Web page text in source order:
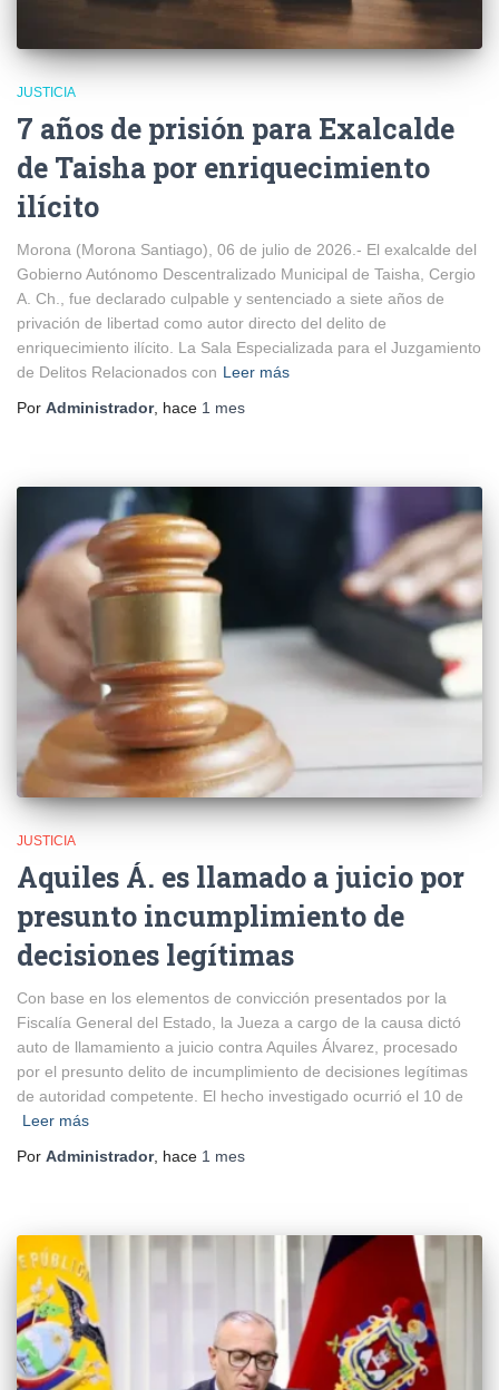
JUSTICIA
7 años de prisión para Exalcalde
de Taisha por enriquecimiento
ilícito
Morona (Morona Santiago), 06 de julio de 2026.- El exalcalde del
Gobierno Autónomo Descentralizado Municipal de Taisha, Cergio
A. Ch., fue declarado culpable y sentenciado a siete años de
privación de libertad como autor directo del delito de
enriquecimiento ilícito. La Sala Especializada para el Juzgamiento
de Delitos Relacionados con Leer más
Por Administrador, hace 1 mes
JUSTICIA
Aquiles Á. es llamado a juicio por
presunto incumplimiento de
decisiones legítimas
Con base en los elementos de convicción presentados por la
Fiscalía General del Estado, la Jueza a cargo de la causa dictó
auto de llamamiento a juicio contra Aquiles Álvarez, procesado
por el presunto delito de incumplimiento de decisiones legítimas
de autoridad competente. El hecho investigado ocurrió el 10 de
Leer más
Por Administrador, hace 1 mes